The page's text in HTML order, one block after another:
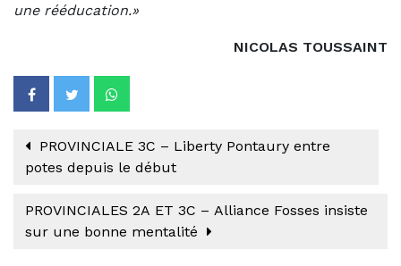
une rééducation.»
NICOLAS TOUSSAINT
PROVINCIALE 3C – Liberty Pontaury entre
potes depuis le début
PROVINCIALES 2A ET 3C – Alliance Fosses insiste
sur une bonne mentalité